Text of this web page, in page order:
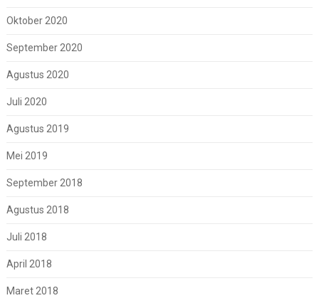
Oktober 2020
September 2020
Agustus 2020
Juli 2020
Agustus 2019
Mei 2019
September 2018
Agustus 2018
Juli 2018
April 2018
Maret 2018